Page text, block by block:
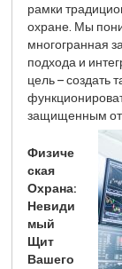
рамки
охране. Мы
многогранная
подхода и
цель – создать
защищенным от
Физиче
ская
Охрана:
Невиди
мый
Щит
Вашего